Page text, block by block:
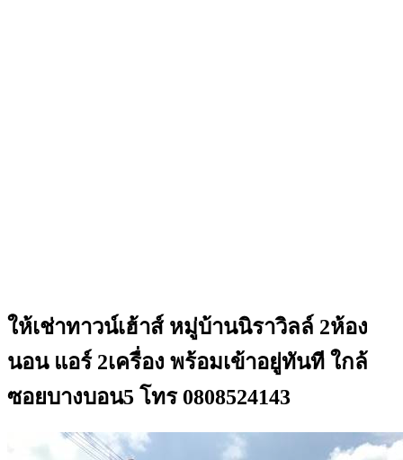
ให้เช่าทาวน์เฮ้าส์ หมู่บ้านนิราวิลล์ 2ห้อง
นอน แอร์ 2เครื่อง พร้อมเข้าอยู่ทันที ใกล้
ซอยบางบอน5 โทร 0808524143